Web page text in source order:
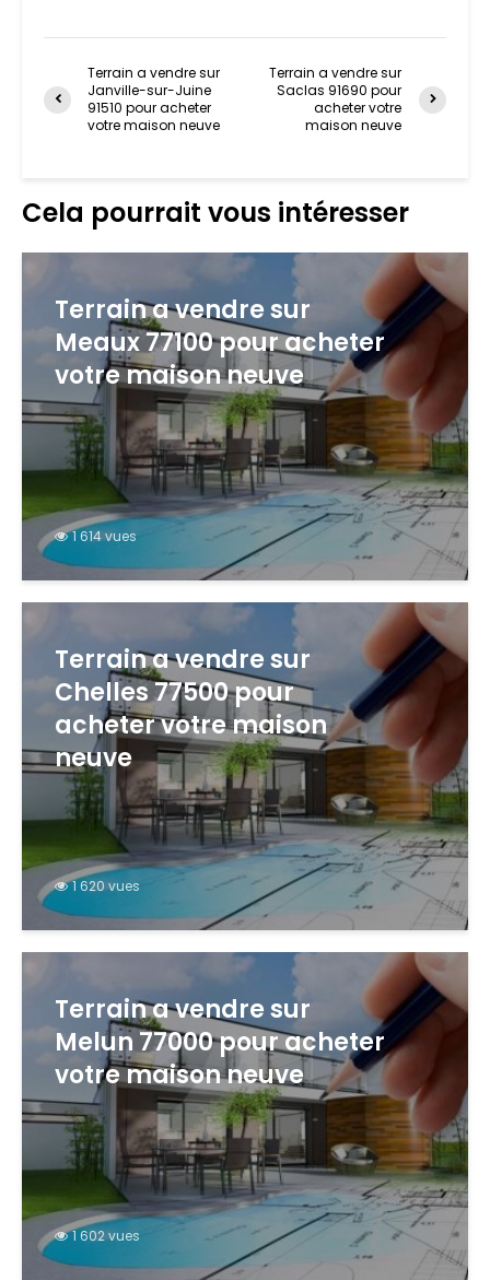
Terrain a vendre sur
Janville-sur-Juine
91510 pour acheter
votre maison neuve
Terrain a vendre sur
Saclas 91690 pour
acheter votre
maison neuve
Cela pourrait vous intéresser
Terrain a vendre sur
Meaux 77100 pour acheter
votre maison neuve
1 614 vues
Terrain a vendre sur
Chelles 77500 pour
acheter votre maison
neuve
1 620 vues
Terrain a vendre sur
Melun 77000 pour acheter
votre maison neuve
1 602 vues